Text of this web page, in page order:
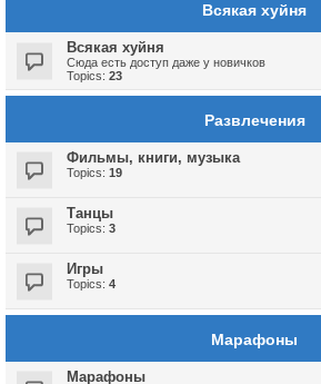
Всякая хуйня
Всякая хуйня
Сюда есть доступ даже у новичков
Topics: 23
Развлечения
Фильмы, книги, музыка
Topics: 19
Танцы
Topics: 3
Игры
Topics: 4
Марафоны
Марафоны